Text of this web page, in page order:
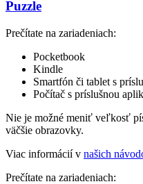
Puzzle
Prečítate na zariadeniach:
Pocketbook
Kindle
Smartfón či tablet s
Počítač s príslušnou
Nie je možné meniť veľkosť
väčšie obrazovky.
Viac informácií v našich
Prečítate na zariadeniach: